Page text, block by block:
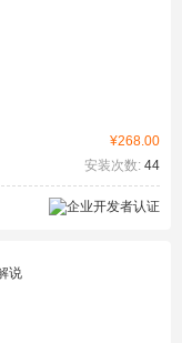
¥268.00
安装次数: 44